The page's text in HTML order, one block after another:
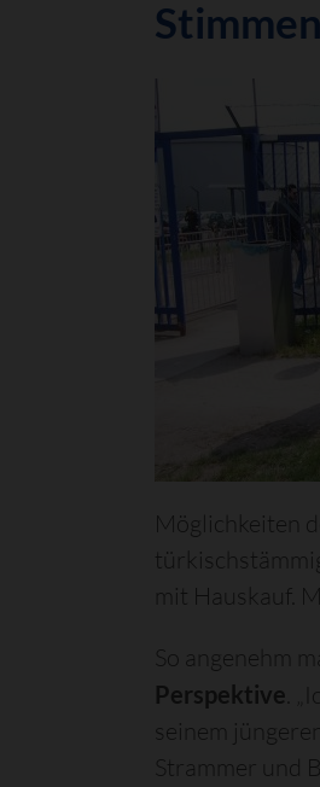
Möglichkeiten
mit Hauskauf.
So angenehm
Perspektive .
seinem
Strammer und